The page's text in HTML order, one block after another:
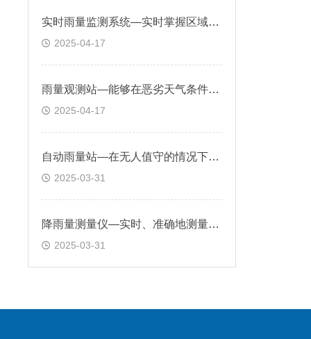
实时雨量监测系统—实时掌握区域降雨情况，具有降雨强度报警功能
2025-04-17
雨量观测站—能够在恶劣天气条件下稳定工作，供电系统确保设备长期稳定运行
2025-04-17
自动雨量站—在无人值守的情况下持续稳定运行，实时捕捉降雨信息
2025-03-31
降雨量测量仪—实时、准确地测量降雨量，为相关领域提供可靠数据支持
2025-03-31